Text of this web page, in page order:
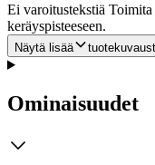
Ei varoitustekstiä
keräyspisteeseen.
Näytä lisää
Ominaisuudet